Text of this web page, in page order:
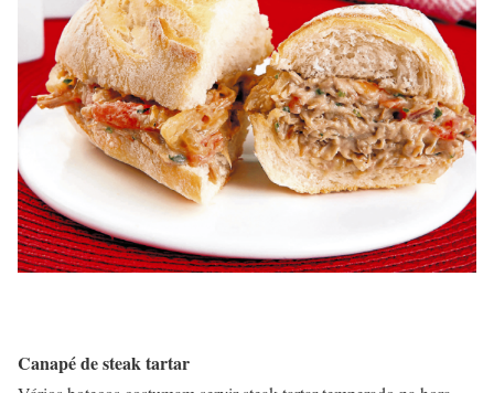
Canapé de steak tartar